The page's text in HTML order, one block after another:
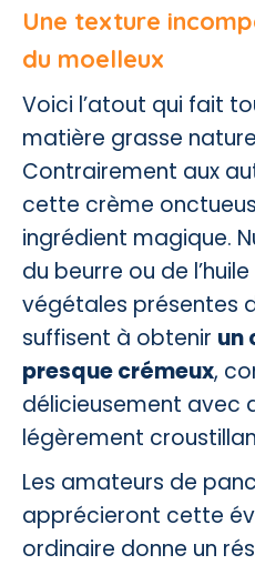
Une texture
du moelleux
Voici l’atout qui fait
matière grasse
Contrairement aux
cette crème
ingrédient magique.
du beurre ou de
végétales présentes
suffisent à obtenir un
presque crémeux,
délicieusement avec
légèrement
Les amateurs de
apprécieront cette
ordinaire donne un